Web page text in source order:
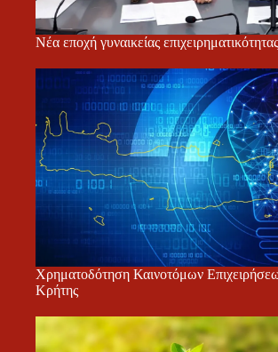
Νέα εποχή γυναικείας επιχειρηματικότητας
Χρηματοδότηση Καινοτόμων
Κρήτης